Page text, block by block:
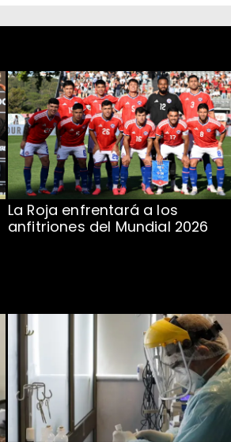
La Roja enfrentará a los
anfitriones del Mundial 2026